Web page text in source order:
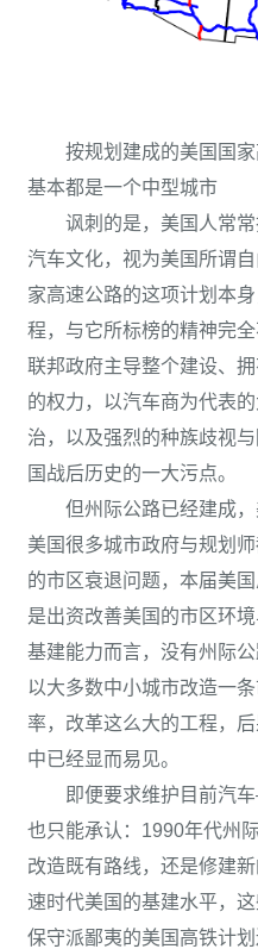
按规划建成的美国国
基本都是一个中型城市
讽刺的是，美国人常
汽车文化，视为美国所谓
家高速公路的这项计划本
程，与它所标榜的精神完
联邦政府主导整个建设、
的权力，以汽车商为代表
治，以及强烈的种族歧视
国战后历史的一大污点。
但州际公路已经建成
美国很多城市政府与规划
的市区衰退问题，本届美
是出资改善美国的市区环
基建能力而言，没有州际
以大多数中小城市改造一
率，改革这么大的工程，后
中已经显而易见。
即便要求维护目前汽
也只能承认：1990年代州
改造既有路线，还是修建
速时代美国的基建水平，
保守派鄙夷的美国高铁计